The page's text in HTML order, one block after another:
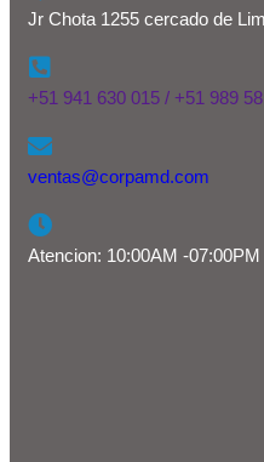
Jr Chota 1255 cercado de
+51 941 630 015 / +51 989
ventas@corpamd.com
Atencion: 10:00AM -07:00PM